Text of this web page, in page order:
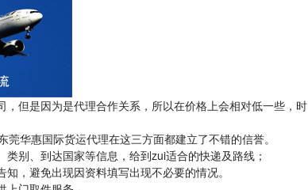
但是因为是代理合作关系，所以在价格上会相对低一些，时
莞华惠国际货运代理在这三方面都建立了不错的信誉。
类别、到达国家等信息，给到 zui适合的快递及路线；
，避免出现因资料填写出现不必要的情况。